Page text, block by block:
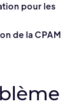
pour les
de la CPAM